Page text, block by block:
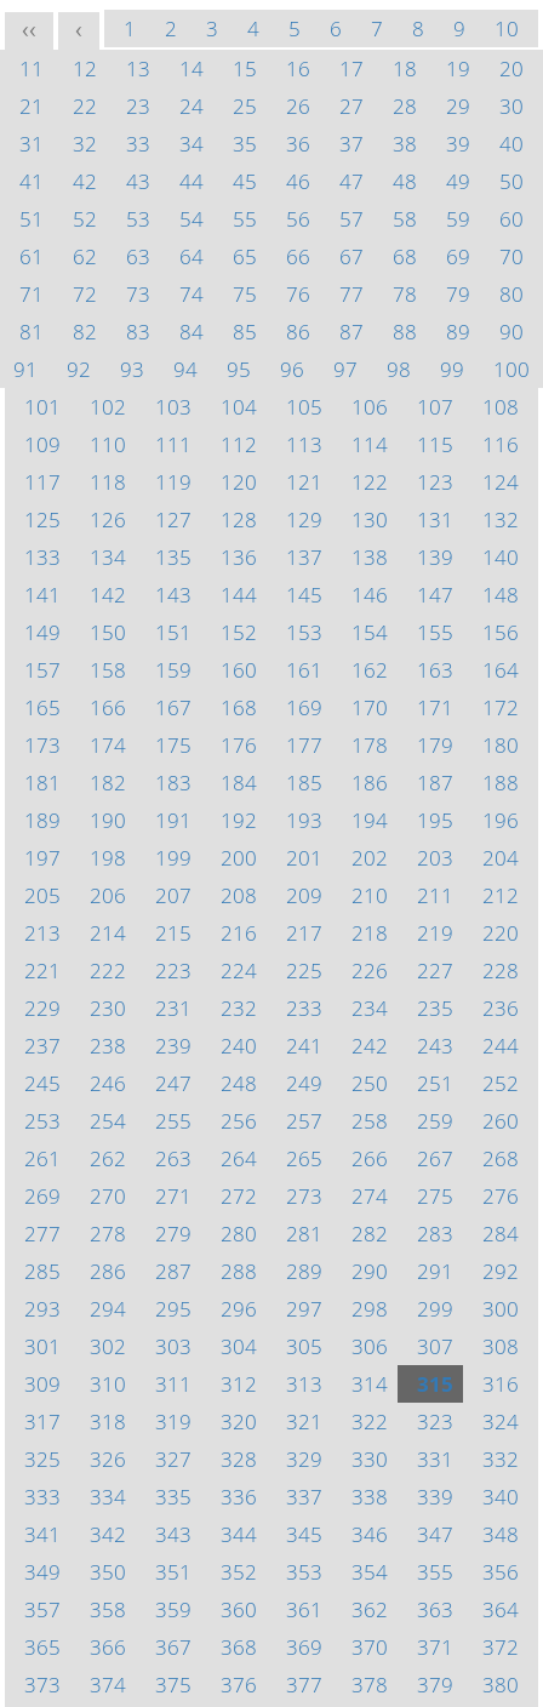
<< < 1 2 3 4 5 6 7 8 9
10
11
12 13 14 15 16 17 18 19
20
21
22 23 24 25 26 27 28 29
30
31
32 33 34 35 36 37 38 39
40
41
42 43 44 45 46 47 48 49
50
51
52 53 54 55 56 57 58 59
60
61
62 63 64 65 66 67 68 69
70
71
72 73 74 75 76 77 78 79
80
81
82 83 84 85 86 87 88 89
90
91
92 93 94 95 96 97 98 99
100
101
102 103 104 105 106 107
108
109
110 111 112 113 114 115
116
117
118 119 120 121 122 123
124
125
126 127 128 129 130 131
132
133
134 135 136 137 138 139
140
141
142 143 144 145 146 147
148
149
150 151 152 153 154 155
156
157
158 159 160 161 162 163
164
165
166 167 168 169 170 171
172
173
174 175 176 177 178 179
180
181
182 183 184 185 186 187
188
189
190 191 192 193 194 195
196
197
198 199 200 201 202 203
204
205
206 207 208 209 210 211
212
213
214 215 216 217 218 219
220
221
222 223 224 225 226 227
228
229
230 231 232 233 234 235
236
237
238 239 240 241 242 243
244
245
246 247 248 249 250 251
252
253
254 255 256 257 258 259
260
261
262 263 264 265 266 267
268
269
270 271 272 273 274 275
276
277
278 279 280 281 282 283
284
285
286 287 288 289 290 291
292
293
294 295 296 297 298 299
300
301
302 303 304 305 306 307
308
309
310 311 312 313 314 315
316
317
318 319 320 321 322 323
324
325
326 327 328 329 330 331
332
333
334 335 336 337 338 339
340
341
342 343 344 345 346 347
348
349
350 351 352 353 354 355
356
357
358 359 360 361 362 363
364
365
366 367 368 369 370 371
372
373
374 375 376 377 378 379 380